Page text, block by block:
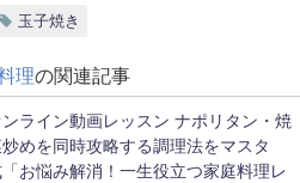
玉子焼き
理の関連記事
ライン動画レッスン ナポリタン・焼
めを同時攻略する調理法をマスタ
お悩み解消！一生役立つ家庭料理レ